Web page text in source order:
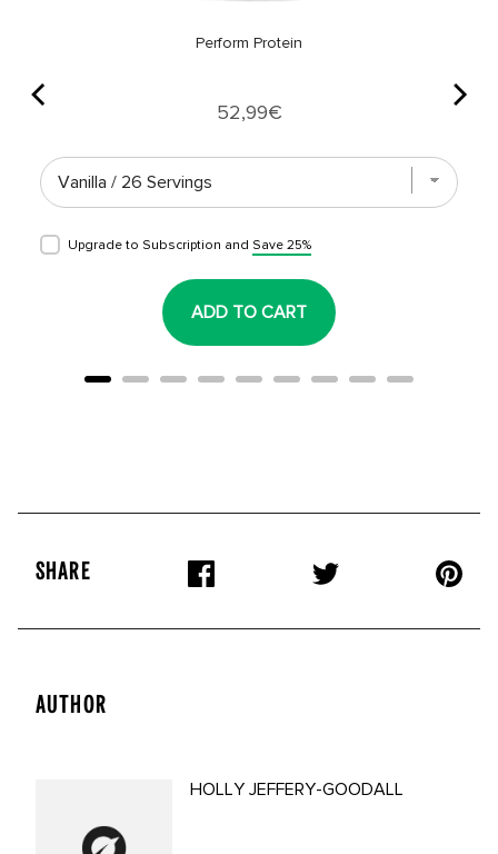
Perform Protein
Price
52,99€
Upgrade to Subscription and Save 25%
ADD TO CART
SHARE
AUTHOR
HOLLY JEFFERY-GOODALL